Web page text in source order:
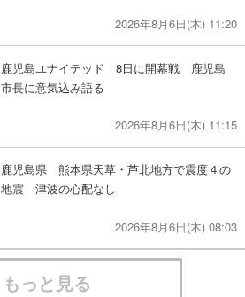
2026年8月6日(木) 11:20
鹿児島ユナイテッド 8日に開幕戦 鹿児島
市長に意気込み語る
2026年8月6日(木) 11:15
鹿児島県 熊本県天草・芦北地方で震度４の
地震 津波の心配なし
2026年8月6日(木) 08:03
もっと見る